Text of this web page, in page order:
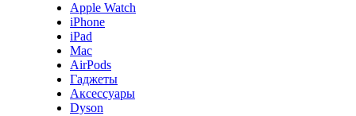
Apple Watch
iPhone
iPad
Mac
AirPods
Гаджеты
Аксессуары
Dyson